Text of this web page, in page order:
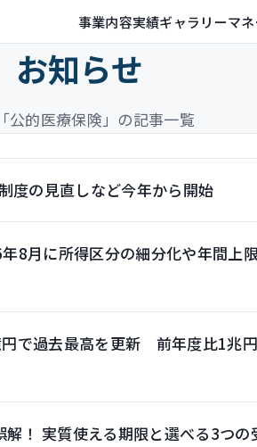
事業内容実績ギャラリーマ
お知らせ
公的医療保険」の記事一覧
の見直しなど今年から開始
8月に所得区分の細分化や年間上
で過去最高を更新 前年度比1兆
！ 実質使える期限と選べる3つの